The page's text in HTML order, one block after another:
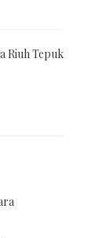
Riuh Tepuk